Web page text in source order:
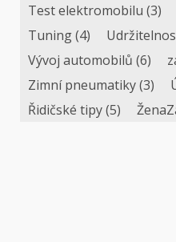
Test elektromobilu (3)
Tuning(4)
Vývoj automobilů (6)
Zimní pneumatiky(3)
Řidičské tipy(5)